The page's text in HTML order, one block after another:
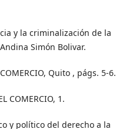
y la criminalización de la
Simón Bolivar.
Quito , págs. 5-6.
COMERCIO, 1.
y político del derecho a la